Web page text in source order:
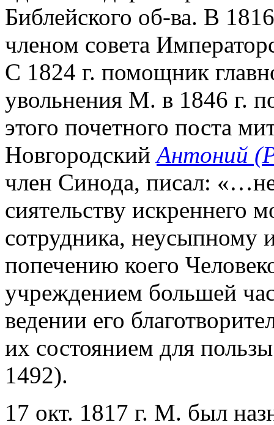
Библейского об-ва. В
членом совета
С 1824 г. помощник
увольнения М. в 1846 г.
этого почетного поста
НовгородскийАнтоний
член Синода, писал:
сиятельству искреннего
сотрудника, неусыпному
попечению коего
учреждением большей
ведении его
их состоянием для
1492).
17 окт. 1817 г. М. был